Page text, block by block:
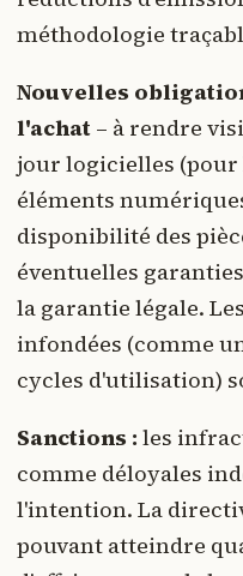
méthodologie
Nouvelles
l'achat – à rendre
jour logicielles (pour
éléments
disponibilité des
éventuelles
la garantie légale.
infondées (comme
cycles d'utilisation)
Sanctions : les
comme déloyales
l'intention. La
pouvant atteindre